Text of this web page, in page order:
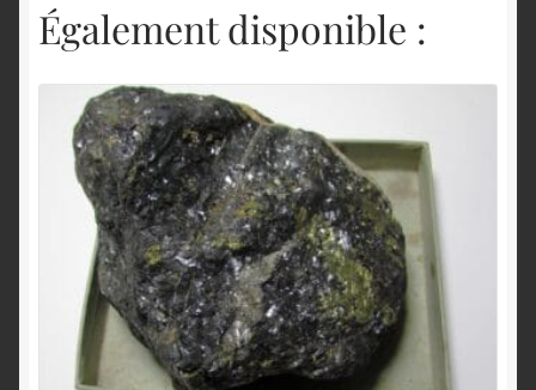
Également disponible :